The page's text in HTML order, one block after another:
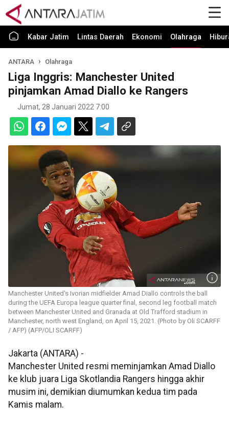
Kabar Jatim Lintas Daerah Ekonomi Olahraga
ANTARA Olahraga
Liga Inggris: Manchester United
pinjamkan Amad Diallo ke Rangers
Jumat, 28 Januari 2022 7:00
Manchester United's Ivorian midfielder Amad Diallo controls the ball
during the UEFA Europa league quarter final, second leg football match
between Manchester United and Granada at Old Trafford stadium in
Manchester, north west England, on April 15, 2021. (Photo by Oli SCARFF
/ AFP) (AFP/OLI SCARFF)
Jakarta (ANTARA) -
Manchester United resmi meminjamkan Amad Diallo
ke klub juara Liga Skotlandia Rangers hingga akhir
musim ini, demikian diumumkan kedua tim pada
Kamis malam.